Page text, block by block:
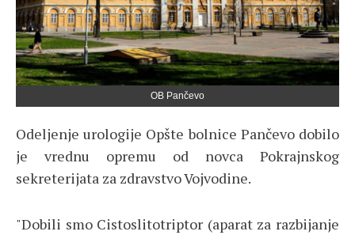
OB Pančevo
Odeljenje urologije Opšte bolnice Pančevo dobilo
je vrednu opremu od novca Pokrajnskog
sekreterijata za zdravstvo Vojvodine.
"Dobili smo Cistoslitotriptor (aparat za razbijanje